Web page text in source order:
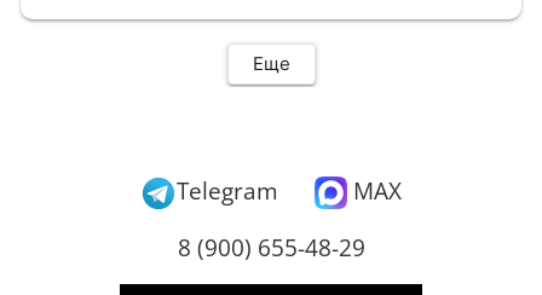
Еще
Telegram
MAX
8 (900) 655-48-29